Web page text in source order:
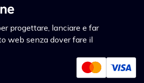
progettare, lanciare e far
web senza dover fare il